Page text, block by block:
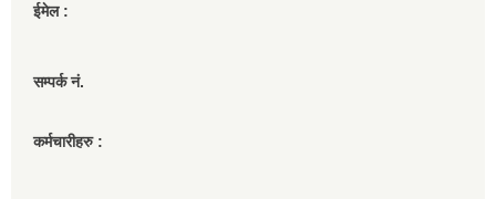
ईमेल :
सम्पर्क नं.
कर्मचारीहरु :